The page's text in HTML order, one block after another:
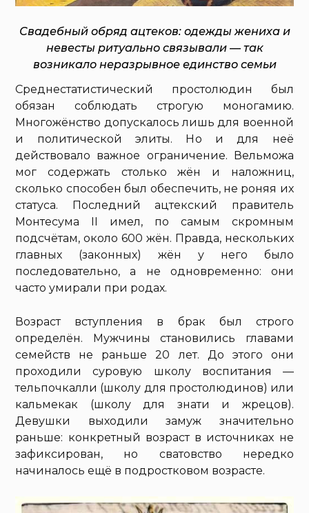
Свадебный обряд ацтеков: одежды жениха и
невесты ритуально связывали — так
возникало неразрывное единство семьи
Среднестатистический простолюдин был
обязан соблюдать строгую моногамию.
Многожёнство допускалось лишь для военной
и политической элиты. Но и для неё
действовало важное ограничение. Вельможа
мог содержать столько жён и наложниц,
сколько способен был обеспечить, не роняя их
статуса. Последний ацтекский правитель
Монтесума II имел, по самым скромным
подсчётам, около 600 жён. Правда, нескольких
главных (законных) жён у него было
последовательно, а не одновременно: они
часто умирали при родах.
Возраст вступления в брак был строго
определён. Мужчины становились главами
семейств не раньше 20 лет. До этого они
проходили суровую школу воспитания —
тельпочкалли (школу для простолюдинов) или
кальмекак (школу для знати и жрецов).
Девушки выходили замуж значительно
раньше: конкретный возраст в источниках не
зафиксирован, но сватовство нередко
начиналось ещё в подростковом возрасте.